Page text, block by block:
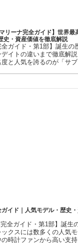
リーナ完全ガイド】世界最
史・資産価値を徹底解説
ガイド・第1部】誕生の
イトの違いまで徹底解
い人でも、黒い文字盤